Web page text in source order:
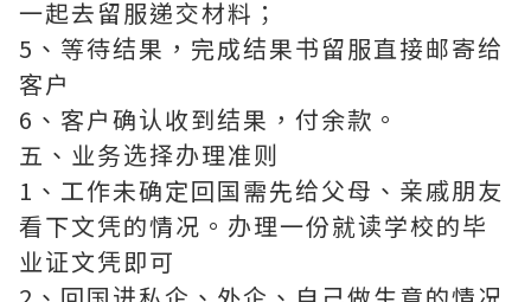
一起去留服递交材料；
5、等待结果，完成结果书留服直接邮寄给
客户
6、客户确认收到结果，付余款。
五、业务选择办理准则
1、工作未确定回国需先给父母、亲戚朋友
看下文凭的情况。办理一份就读学校的毕
业证文凭即可